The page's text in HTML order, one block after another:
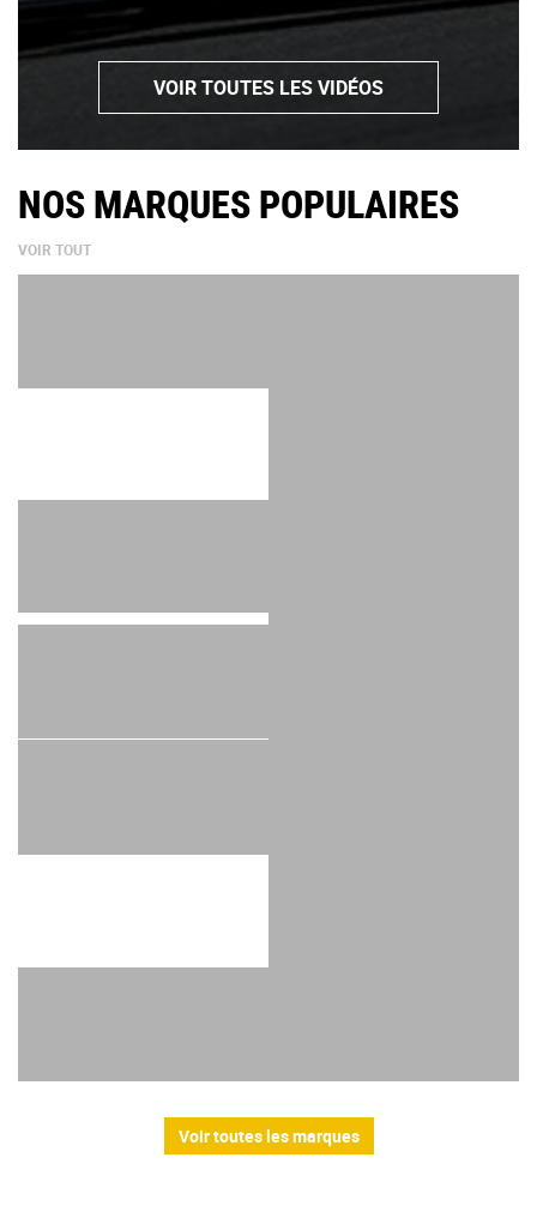
VOIR TOUTES LES VIDÉOS
NOS MARQUES POPULAIRES
VOIR TOUT
Voir toutes les marques